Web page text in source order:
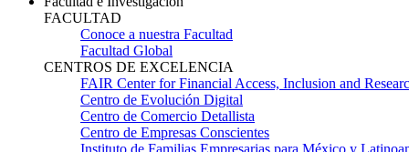
FACULTAD
Conoce a nuestra Facultad
Facultad Global
CENTROS DE EXCELENCIA
FAIR Center for Financial Access, Inclusion and
Centro de Evolución Digital
Centro de Comercio Detallista
Centro de Empresas Conscientes
Instituto de Familias Empresarias para México y